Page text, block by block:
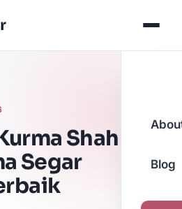
Blog
Shah
Segar